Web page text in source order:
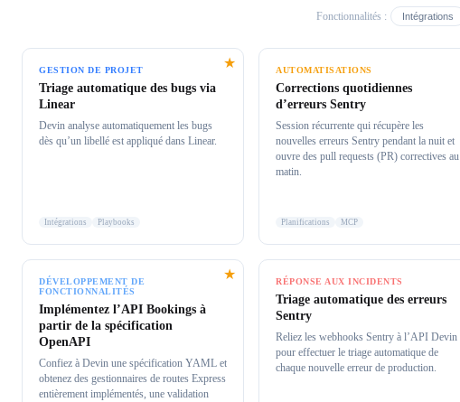
Fonctionnalités : Intégrations
★
GESTION DE PROJET
Triage automatique des bugs via
Linear
Devin analyse automatiquement les bugs
dès qu’un libellé est appliqué dans Linear.
Intégrations Playbooks
AUTOMATISATIONS
Corrections quotidiennes
d’erreurs Sentry
Session récurrente qui récupère les
nouvelles erreurs Sentry pendant la nuit et
ouvre des pull requests (PR) correctives au
matin.
Planifications MCP
★
DÉVELOPPEMENT DE
FONCTIONNALITÉS
Implémentez l’API Bookings à
partir de la spécification
OpenAPI
Confiez à Devin une spécification YAML et
obtenez des gestionnaires de routes Express
entièrement implémentés, une validation
RÉPONSE AUX INCIDENTS
Triage automatique des erreurs
Sentry
Reliez les webhooks Sentry à l’API Devin
pour effectuer le triage automatique de
chaque nouvelle erreur de production.